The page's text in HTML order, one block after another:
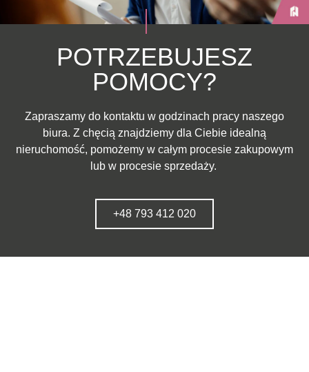
POTRZEBUJESZ
POMOCY?
Zapraszamy do kontaktu w godzinach pracy naszego
biura. Z chęcią znajdziemy dla Ciebie idealną
nieruchomość, pomożemy w całym procesie zakupowym
lub w procesie sprzedaży.
+48 793 412 020